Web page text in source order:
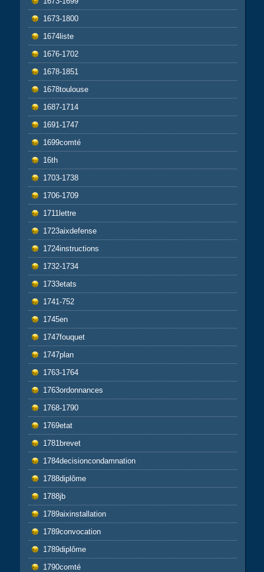
1673-1800
1674liste
1676-1702
1678-1851
1678toulouse
1687-1714
1691-1747
1699comté
16th
1703-1738
1706-1709
1711lettre
1723aixdefense
1724instructions
1732-1734
1733etats
1741-752
1745en
1747fouquet
1747plan
1763-1764
1763ordonnances
1768-1790
1769etat
1781brevet
1784decisioncondamnation
1788diplôme
1788jb
1789aixinstallation
1789convocation
1789diplôme
1790comté